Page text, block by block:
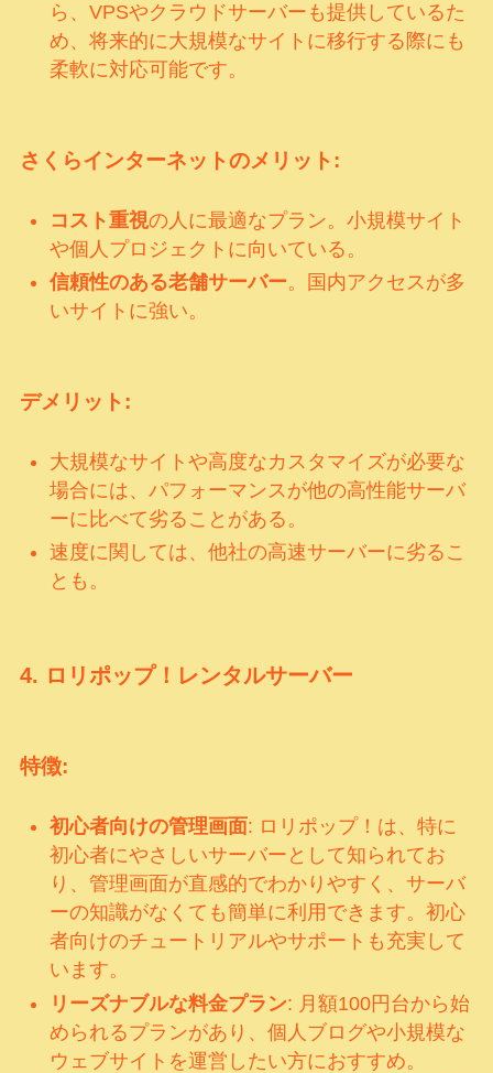
ら、VPSやクラウドサーバーも提供しているた
め、将来的に大規模なサイトに移行する際にも
柔軟に対応可能です。
さくらインターネットのメリット:
コスト重視の人に最適なプラン。小規模サイト
や個人プロジェクトに向いている。
信頼性のある老舗サーバー。国内アクセスが多
いサイトに強い。
デメリット:
大規模なサイトや高度なカスタマイズが必要な
場合には、パフォーマンスが他の高性能サーバ
ーに比べて劣ることがある。
速度に関しては、他社の高速サーバーに劣るこ
とも。
4. ロリポップ！レンタルサーバー
特徴:
初心者向けの管理画面: ロリポップ！は、特に
初心者にやさしいサーバーとして知られてお
り、管理画面が直感的でわかりやすく、サーバ
ーの知識がなくても簡単に利用できます。初心
者向けのチュートリアルやサポートも充実して
います。
リーズナブルな料金プラン: 月額100円台から始
められるプランがあり、個人ブログや小規模な
ウェブサイトを運営したい方におすすめ。